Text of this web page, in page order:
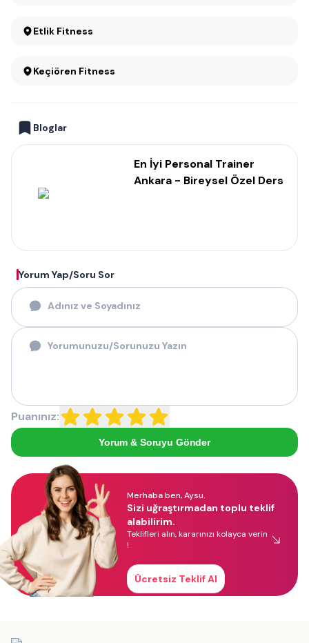
Etlik Fitness
Keçiören Fitness
Bloglar
En İyi Personal Trainer
Ankara - Bireysel Özel Ders
Yorum Yap/Soru Sor
Puanınız:
Yorum & Soruyu Gönder
Merhaba ben, Aysu.
Sizi uğraştırmadan toplu teklif
alabilirim.
Teklifleri alın, kararınızı kolayca verin
!
Ücretsiz Teklif Al